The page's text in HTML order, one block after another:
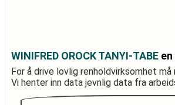
WINIFRED OROCK TANYI-TABE
For å drive lovlig renholdvirksomhet
Vi henter inn data jevnlig data fra